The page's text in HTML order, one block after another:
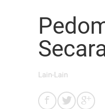
Lain-Lain